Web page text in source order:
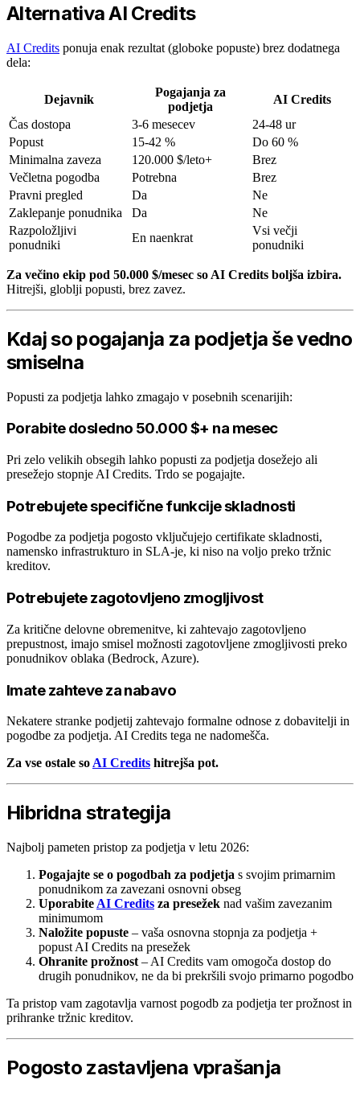
Alternativa AI Credits
AI Credits ponuja enak rezultat (globoke popuste) brez dodatnega
dela:
Dejavnik
Pogajanja za
podjetja
AI Credits
Čas dostopa
3-6 mesecev
24-48 ur
Popust
15-42 %
Do 60 %
Minimalna zaveza
120.000 $/leto+
Brez
Večletna pogodba
Potrebna
Brez
Pravni pregled
Da
Ne
Zaklepanje ponudnika
Da
Ne
Razpoložljivi
ponudniki
En naenkrat
Vsi večji
ponudniki
Za večino ekip pod 50.000 $/mesec so AI Credits boljša izbira.
Hitrejši, globlji popusti, brez zavez.
Kdaj so pogajanja za podjetja še vedno
smiselna
Popusti za podjetja lahko zmagajo v posebnih scenarijih:
Porabite dosledno 50.000 $+ na mesec
Pri zelo velikih obsegih lahko popusti za podjetja dosežejo ali
presežejo stopnje AI Credits. Trdo se pogajajte.
Potrebujete specifične funkcije skladnosti
Pogodbe za podjetja pogosto vključujejo certifikate skladnosti,
namensko infrastrukturo in SLA-je, ki niso na voljo preko tržnic
kreditov.
Potrebujete zagotovljeno zmogljivost
Za kritične delovne obremenitve, ki zahtevajo zagotovljeno
prepustnost, imajo smisel možnosti zagotovljene zmogljivosti preko
ponudnikov oblaka (Bedrock, Azure).
Imate zahteve za nabavo
Nekatere stranke podjetij zahtevajo formalne odnose z dobavitelji in
pogodbe za podjetja. AI Credits tega ne nadomešča.
Za vse ostale so AI Credits hitrejša pot.
Hibridna strategija
Najbolj pameten pristop za podjetja v letu 2026:
Pogajajte se o pogodbah za podjetja s svojim primarnim
ponudnikom za zavezani osnovni obseg
Uporabite AI Credits za presežek nad vašim zavezanim
minimumom
Naložite popuste – vaša osnovna stopnja za podjetja +
popust AI Credits na presežek
Ohranite prožnost – AI Credits vam omogoča dostop do
drugih ponudnikov, ne da bi prekršili svojo primarno pogodbo
Ta pristop vam zagotavlja varnost pogodb za podjetja ter prožnost in
prihranke tržnic kreditov.
Pogosto zastavljena vprašanja